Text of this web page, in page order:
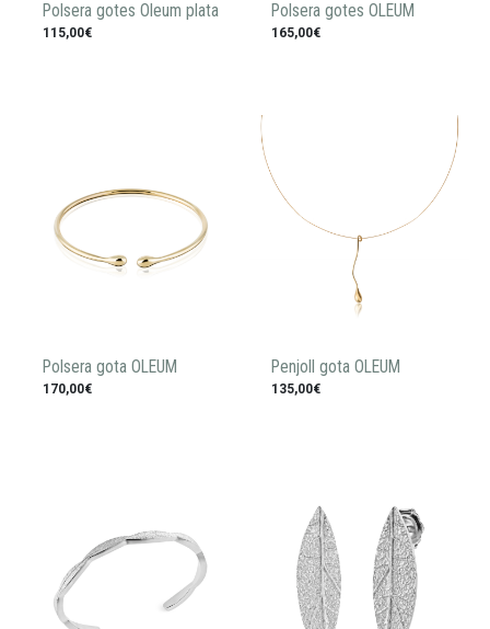
Polsera gotes Oleum plata
115,00€
Polsera gotes OLEUM
165,00€
Polsera gota OLEUM
170,00€
Penjoll gota OLEUM
135,00€